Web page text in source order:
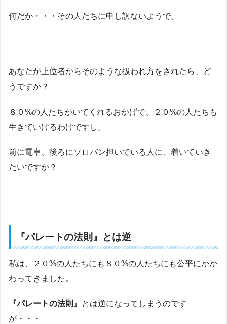
何だか・・・その人たちに申し訳ないようで。
あなたが上位者からそのような扱われ方をされたら、ど
うですか？
８０%の人たちがいてくれるおかげで、２０%の人たちも
生きていけるわけですし。
前に電卓、後ろにソロバン担いでいる人に、着いていき
たいですか？
『パレートの法則』とは逆
私は、２０%の人たちにも８０%の人たちにも公平にかか
わってきました。
『パレートの法則』
とは逆になってしまうのです
が・・・